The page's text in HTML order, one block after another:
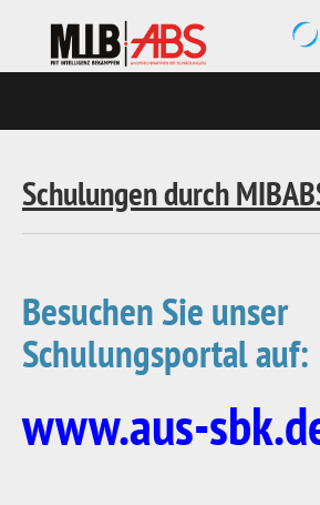
Schulungen durch
Besuchen Sie unser
Schulungsportal auf:
www.aus-